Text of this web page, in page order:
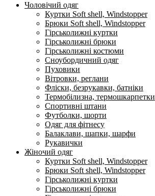
Чоловічий одяг
Куртки Soft shell, Windstopper
Брюки Soft shell, Windstopper
Гірськолижні куртки
Гірськолижні брюки
Гірськолижні костюми
Сноубордичний одяг
Пуховики
Вітровки, реглани
Фліски, безрукавки, батніки
Термобілизна, термошкарпетки
Спортивні штани
Футболки, шорти
Одяг для фітнесу
Балаклави, шапки, шарфи
Рукавички
Жіночий одяг
Куртки Soft shell, Windstopper
Брюки Soft shell, Windstopper
Гірськолижні куртки
Гірськолижні брюки